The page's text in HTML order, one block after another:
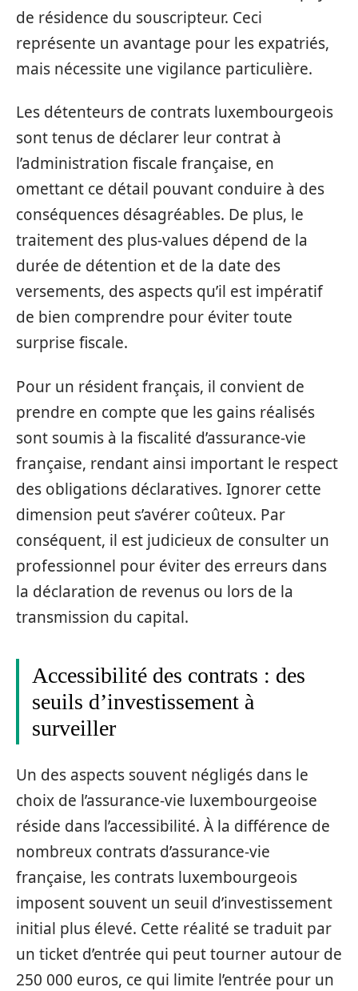
de résidence du souscripteur. Ceci
représente un avantage pour les expatriés,
mais nécessite une vigilance particulière.
Les détenteurs de contrats luxembourgeois
sont tenus de déclarer leur contrat à
l’administration fiscale française, en
omettant ce détail pouvant conduire à des
conséquences désagréables. De plus, le
traitement des plus-values dépend de la
durée de détention et de la date des
versements, des aspects qu’il est impératif
de bien comprendre pour éviter toute
surprise fiscale.
Pour un résident français, il convient de
prendre en compte que les gains réalisés
sont soumis à la fiscalité d’assurance-vie
française, rendant ainsi important le respect
des obligations déclaratives. Ignorer cette
dimension peut s’avérer coûteux. Par
conséquent, il est judicieux de consulter un
professionnel pour éviter des erreurs dans
la déclaration de revenus ou lors de la
transmission du capital.
Accessibilité des contrats : des
seuils d’investissement à
surveiller
Un des aspects souvent négligés dans le
choix de l’assurance-vie luxembourgeoise
réside dans l’accessibilité. À la différence de
nombreux contrats d’assurance-vie
française, les contrats luxembourgeois
imposent souvent un seuil d’investissement
initial plus élevé. Cette réalité se traduit par
un ticket d’entrée qui peut tourner autour de
250 000 euros, ce qui limite l’entrée pour un